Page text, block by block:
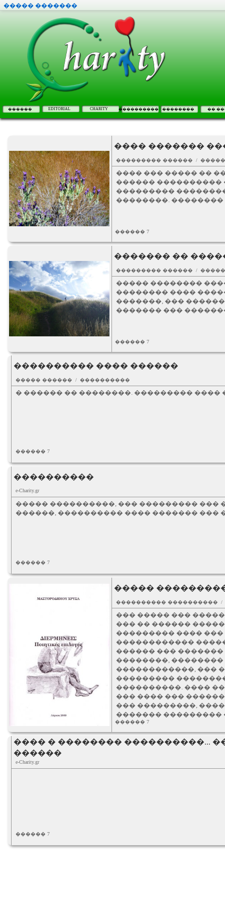
����� �������
������ EDITORIAL CHARITY ���������� �������� ��
���� �������
��������� ������ /
���� ��� ����� ��
������ ����������
���������
��������. ��������
������ 7
������� ��
��������� ������ /
����� ��������
�������� ����
�������, ���
������� ���
������ 7
���������� ���� ������
����� ������ / ����������
� ������ �� ��������. ��������� ����
������ 7
����������
e-Charity.gr
����� ����������, ��� ��������� ���
������, ���������� ���� ������� ���
������ 7
�����
���������� ����������
��� ����� ���
��� �� ������
��������� ���� ���
������������
������ ���
��������, ��������
������������, ���
���������
����������. ����
��� ���� ���
��� ���������,
������� ���������
������ 7
���� � �������� ����������...
������
e-Charity.gr
������ 7